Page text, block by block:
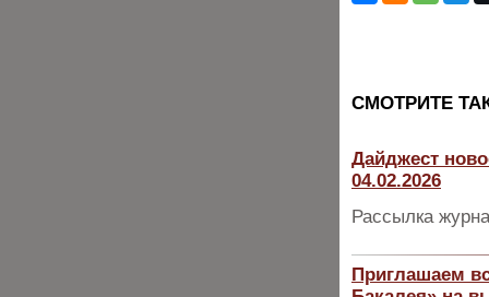
CМОТРИТЕ
Дайджест
04.02.2026
Рассылка
Приглашаем